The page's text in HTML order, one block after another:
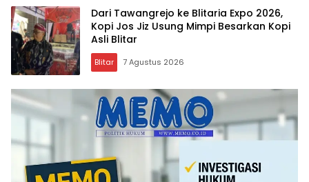
Dari Tawangrejo ke Blitaria Expo 2026,
Kopi Jos Jiz Usung Mimpi Besarkan Kopi
Asli Blitar
Blitar 7 Agustus 2026
Memo.co.id
| Memberi
Inspirasi